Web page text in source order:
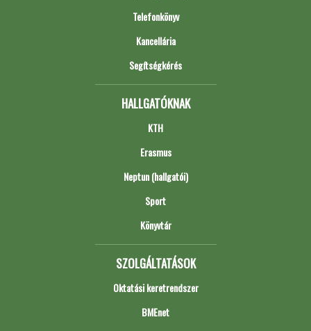
Telefonkönyv
Kancellária
Segítségkérés
HALLGATÓKNAK
KTH
Erasmus
Neptun (hallgatói)
Sport
Könyvtár
SZOLGÁLTATÁSOK
Oktatási keretrendszer
BMEnet